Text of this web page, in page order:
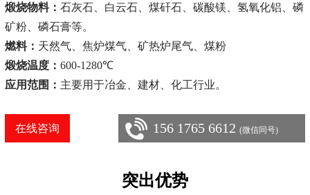
煅烧物料： 石灰石、白云石、煤矸石、碳酸镁、氢氧化铝、磷
矿粉、磷石膏等。
燃料： 天然气、焦炉煤气、矿热炉尾气、煤粉
煅烧温度： 600-1280℃
应用范围： 主要用于冶金、建材、化工行业。
在线咨询 156 1765 6612(微信同号)
突出优势